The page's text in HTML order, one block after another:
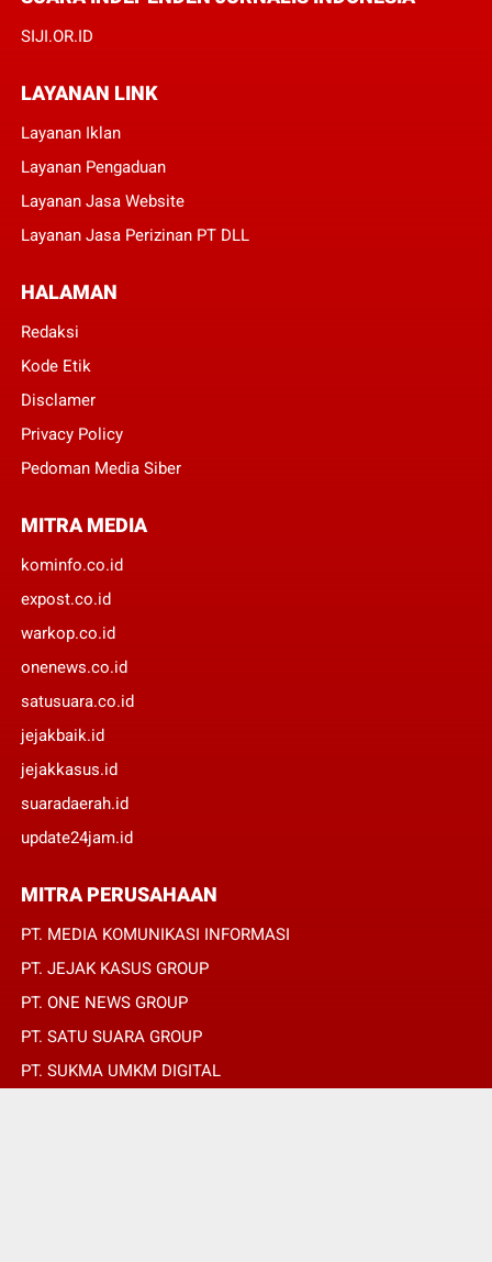
SIJI.OR.ID
LAYANAN LINK
Layanan Iklan
Layanan Pengaduan
Layanan Jasa Website
Layanan Jasa Perizinan PT DLL
HALAMAN
Redaksi
Kode Etik
Disclamer
Privacy Policy
Pedoman Media Siber
MITRA MEDIA
kominfo.co.id
expost.co.id
warkop.co.id
onenews.co.id
satusuara.co.id
jejakbaik.id
jejakkasus.id
suaradaerah.id
update24jam.id
MITRA PERUSAHAAN
PT. MEDIA KOMUNIKASI INFORMASI
PT. JEJAK KASUS GROUP
PT. ONE NEWS GROUP
PT. SATU SUARA GROUP
PT. SUKMA UMKM DIGITAL